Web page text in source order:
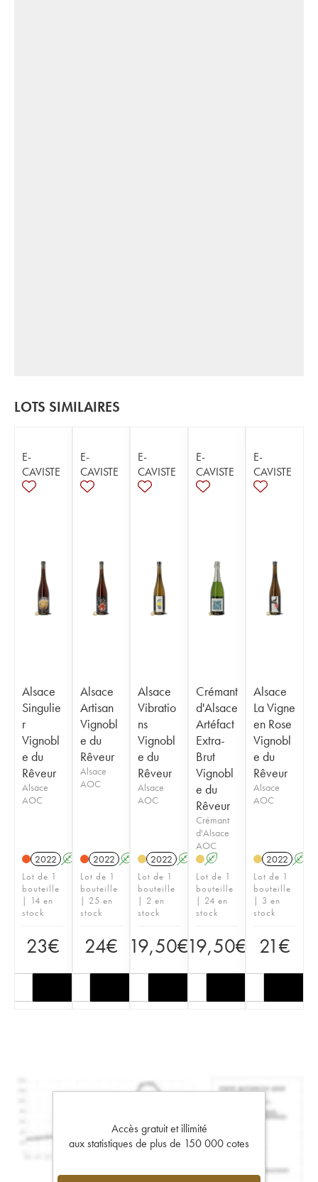
LOTS SIMILAIRES
E-
CAVISTE
Alsace
Singulie
r
Vignobl
e du
Rêveur
Alsace
AOC
2022 A K
Lot de 1
bouteille
| 14 en
stock
23€
E-
CAVISTE
Alsace
Artisan
Vignobl
e du
Rêveur
Alsace
AOC
2022 A K
Lot de 1
bouteille
| 25 en
stock
24€
E-
CAVISTE
Alsace
Vibratio
ns
Vignobl
e du
Rêveur
Alsace
AOC
2022 A K
Lot de 1
bouteille
| 2 en
stock
19,50€
E-
CAVISTE
Crémant
d'Alsace
Artéfact
Extra-
Brut
Vignobl
e du
Rêveur
Crémant
d'Alsace
AOC
A
Lot de 1
bouteille
| 24 en
stock
19,50€
E-
CAVISTE
Alsace
La Vigne
en Rose
Vignobl
e du
Rêveur
Alsace
AOC
2022 A
Lot de 1
bouteille
| 3 en
stock
21€
Accès gratuit et illimité
aux statistiques de plus de 150 000 cotes